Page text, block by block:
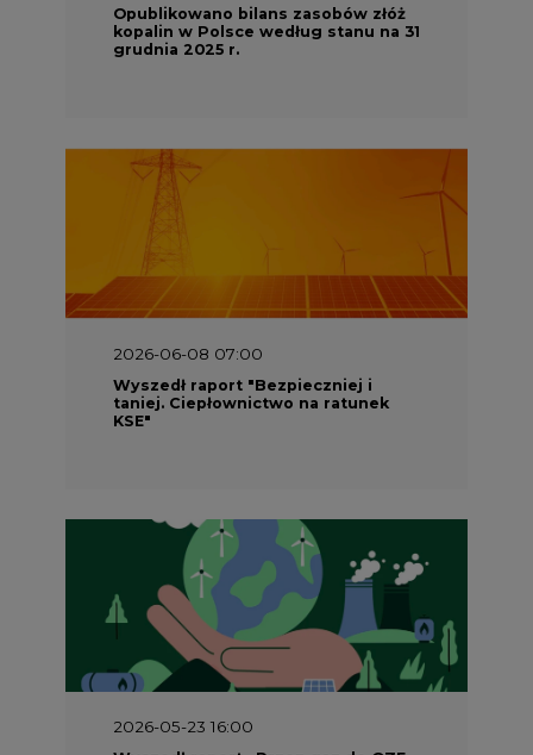
Opublikowano bilans zasobów złóż
kopalin w Polsce według stanu na 31
grudnia 2025 r.
2026-06-08 07:00
Wyszedł raport "Bezpieczniej i
taniej. Ciepłownictwo na ratunek
KSE"
2026-05-23 16:00